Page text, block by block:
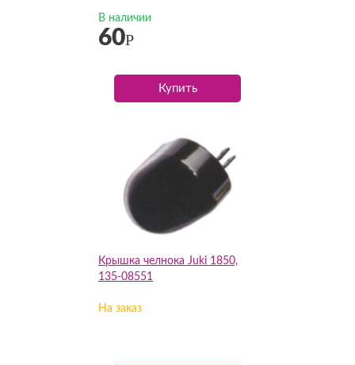
В наличии
60Р
Купить
Крышка челнока Juki 1850,
135-08551
На заказ